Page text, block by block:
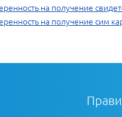
на получение
на получение сим